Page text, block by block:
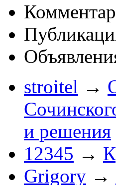
stroitel →
и решения
12345 →
Grigory →